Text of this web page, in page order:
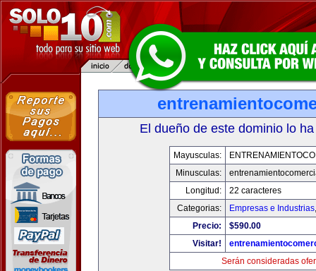
El dueño de este dominio lo
Mayusculas:
Minusculas:
Longitud:
22 caracteres
Categorias:
Empresas e Industrias
Precio:
$590.00
Visitar!
Serán consideradas